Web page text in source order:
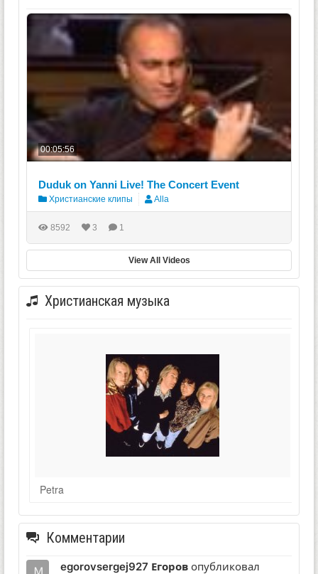
00:05:56
Duduk on Yanni Live! The Concert Event
Христианские клипы Alla
8592 3 1
View All Videos
Христианская музыка
Petra
Комментарии
egorovsergej927 Егоров опубликовал